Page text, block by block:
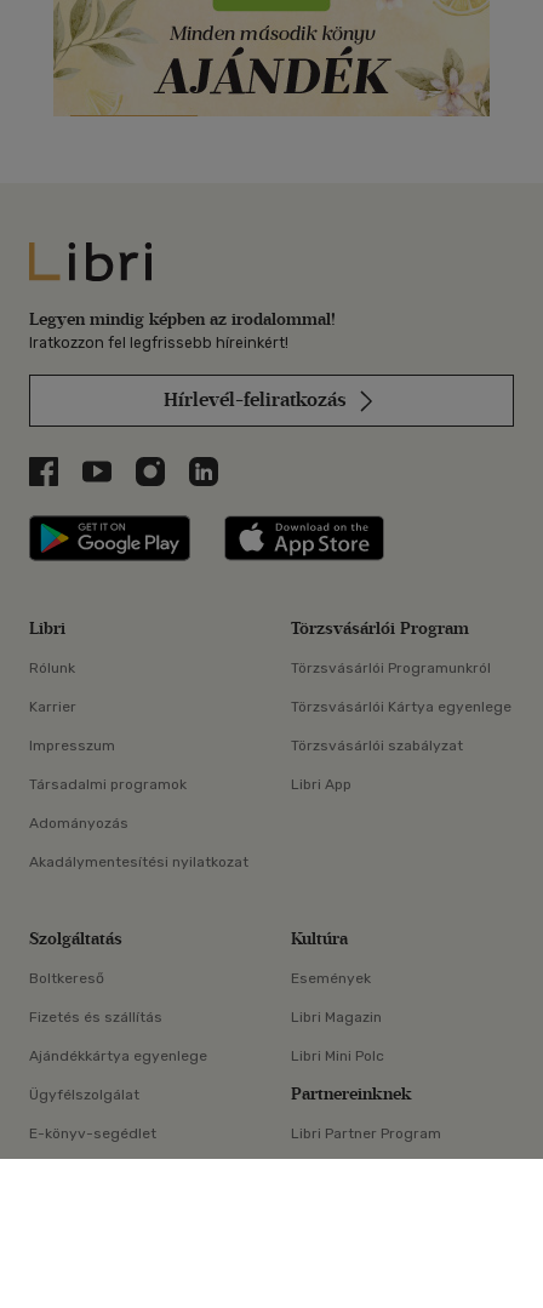
×
Libri
Legyen mindig képben az irodalommal!
Iratkozzon fel legfrissebb híreinkért!
Hírlevél-feliratkozás
Libri a Facebookon
Libri a Youtube-on
Libri az Instagramon
Libri a LinkedInen
Libri applikáció Szerezd meg: Google
Libri
Rólunk
Karrier
Impresszum
Társadalmi programok
Adományozás
Akadálymentesítési nyilatkozat
Törzsvásárlói Program
Törzsvásárlói Programunkról
Törzsvásárlói Kártya egyenlege
Törzsvásárlói szabályzat
Libri App
Szolgáltatás
Boltkereső
Fizetés és szállítás
Ajándékkártya egyenlege
Ügyfélszolgálat
E-könyv-segédlet
Kultúra
Események
Libri Magazin
Libri Mini Polc
Partnereinknek
Libri Partner Program